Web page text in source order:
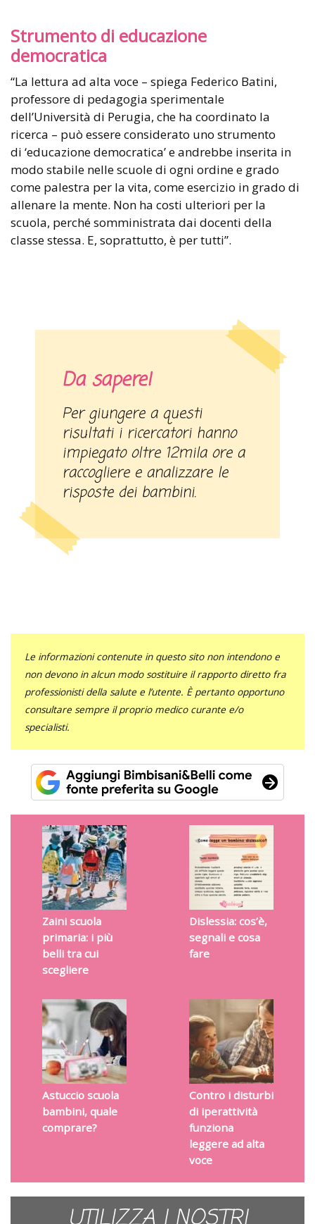
Strumento di educazione
democratica
“La lettura ad alta voce – spiega Federico Batini,
professore di pedagogia sperimentale
dell’Università di Perugia, che ha coordinato la
ricerca – può essere considerato uno strumento
di ‘educazione democratica’ e andrebbe inserita in
modo stabile nelle scuole di ogni ordine e grado
come palestra per la vita, come esercizio in grado di
allenare la mente. Non ha costi ulteriori per la
scuola, perché somministrata dai docenti della
classe stessa. E, soprattutto, è per tutti”.
Da sapere!
Per giungere a questi
risultati i ricercatori hanno
impiegato oltre 12mila ore a
raccogliere e analizzare le
risposte dei bambini.
Le informazioni contenute in questo sito non intendono e
non devono in alcun modo sostituire il rapporto diretto fra
professionisti della salute e l’utente. È pertanto opportuno
consultare sempre il proprio medico curante e/o
specialisti.
Zaini scuola
primaria: i più
belli tra cui
scegliere
Dislessia: cos’è,
segnali e cosa
fare
Astuccio scuola
bambini, quale
comprare?
Contro i disturbi
di iperattività
funziona
leggere ad alta
voce